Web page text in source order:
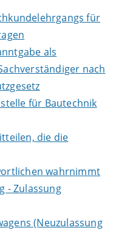
für
als
nach
für Bautechnik
die die
wahrnimmt
- Zulassung
(Neuzulassung